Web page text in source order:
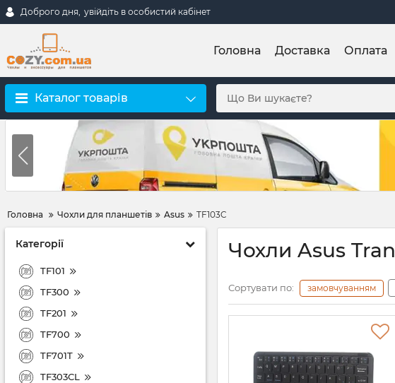
Доброго дня, увійдіть в особистий кабінет
Головна Доставка Оплата
Каталог товарів
Головна Чохли для планшетів Asus TF103C
Категорії
TF101
TF300
TF201
TF700
TF701T
TF303CL
Чохли Asus
Сортувати по: замовчуванням